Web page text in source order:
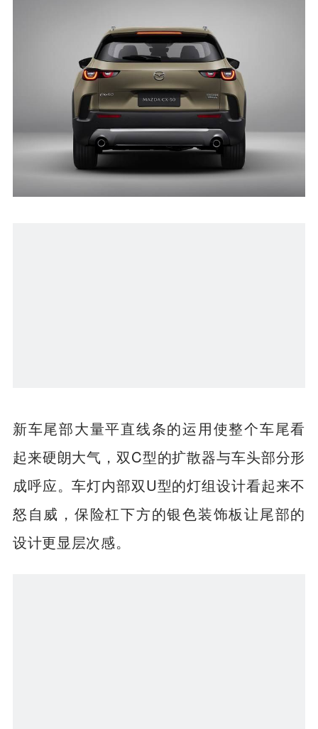
新车尾部大量平直线条的运用使整个车尾看
起来硬朗大气，双C型的扩散器与车头部分形
成呼应。车灯内部双U型的灯组设计看起来不
怒自威，保险杠下方的银色装饰板让尾部的
设计更显层次感。